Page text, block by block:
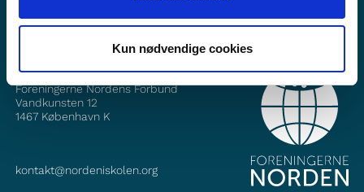
Kun nødvendige cookies
KONTAKT
Foreningerne Nordens Forbund
Vandkunsten 12
1467 København K
kontakt@nordeniskolen.org